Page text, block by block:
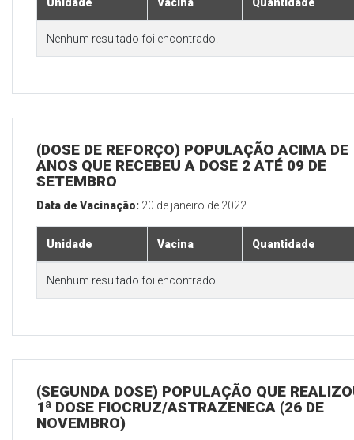
Nenhum resultado foi encontrado.
(DOSE DE REFORÇO) POPULAÇÃO ACIMA DE
ANOS QUE RECEBEU A DOSE 2 ATÉ 09 DE
SETEMBRO
Data de Vacinação: 20 de janeiro de 2022
Unidade Vacina Quantidade
Nenhum resultado foi encontrado.
(SEGUNDA DOSE) POPULAÇÃO QUE
1ª DOSE FIOCRUZ/ASTRAZENECA (26 DE
NOVEMBRO)